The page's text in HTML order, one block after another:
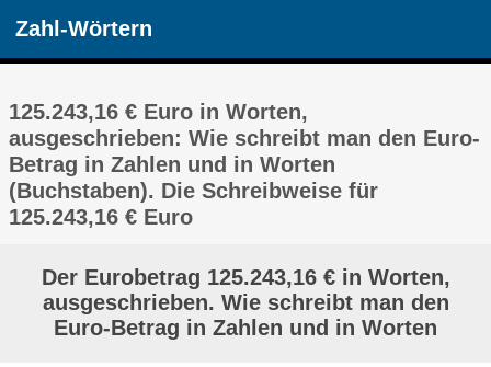
Zahl-Wörtern
125.243,16 € Euro in Worten,
ausgeschrieben: Wie schreibt man den Euro-
Betrag in Zahlen und in Worten
(Buchstaben). Die Schreibweise für
125.243,16 € Euro
Der Eurobetrag 125.243,16 € in Worten,
ausgeschrieben. Wie schreibt man den
Euro-Betrag in Zahlen und in Worten